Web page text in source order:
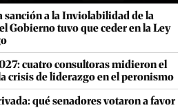
sanción a la Inviolabilidad de la
Gobierno tuvo que ceder en la Ley
cuatro consultoras midieron el
crisis de liderazgo en el peronismo
qué senadores votaron a favor